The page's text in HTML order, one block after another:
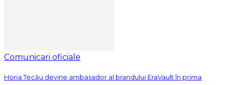
Comunicari oficiale
Horia Tecău devine ambasador al brandului EraVault în prima